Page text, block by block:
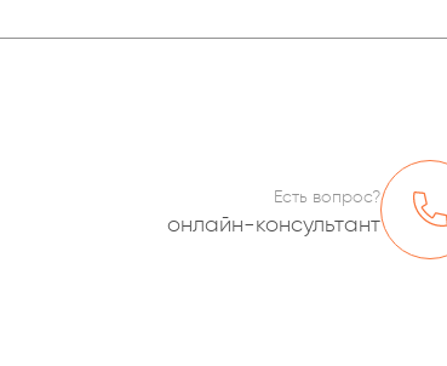
Есть вопрос?
онлайн-консультант